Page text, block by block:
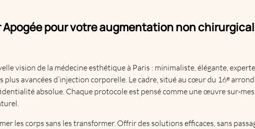
pour votre augmentation non
vision de la médecine esthétique à Paris : minimaliste, élégante,
plus avancées d’injection corporelle. Le cadre, situé au cœur du 16ᵉ
absolue. Chaque protocole est pensé comme une œuvre sur-
les corps sans les transformer. Offrir des solutions efficaces, sans